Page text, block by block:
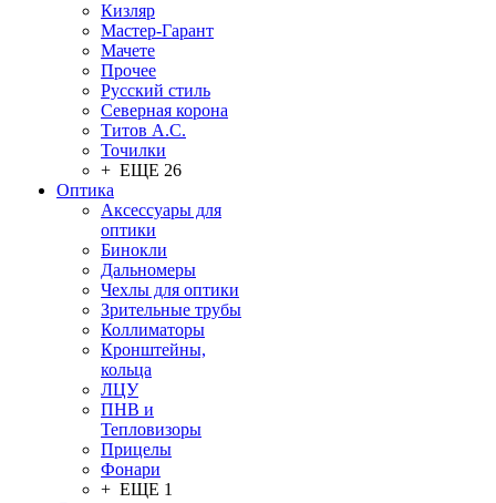
Кизляр
Мастер-Гарант
Мачете
Прочее
Русский стиль
Северная корона
Титов А.С.
Точилки
+ ЕЩЕ 26
Оптика
Аксессуары для
оптики
Бинокли
Дальномеры
Чехлы для оптики
Зрительные трубы
Коллиматоры
Кронштейны,
кольца
ЛЦУ
ПНВ и
Тепловизоры
Прицелы
Фонари
+ ЕЩЕ 1